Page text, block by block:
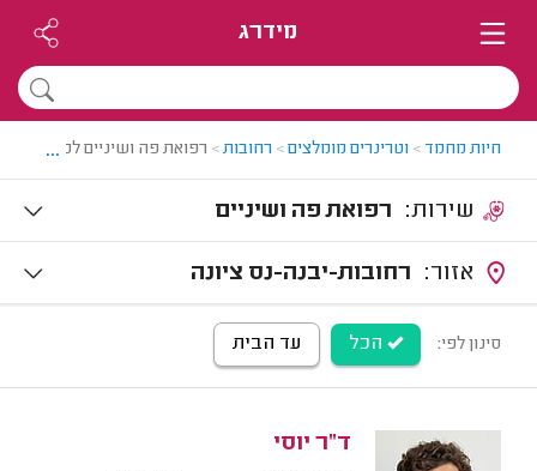
מידרג
חיות מחמד > וטרינרים מומלצים> רחובות> רפואת פה ושיניים לכלבים
...
רפואת פה ושיניים
רחובות-יבנה-נס ציונה
סינון לפי: הכל עד הבית
ד"ר יוסי